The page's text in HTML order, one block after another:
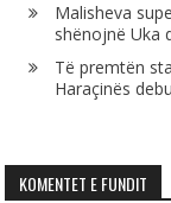
Malisheva
shënojnë Uka
Të premtën
Haraçinës
KOMENTET E FUNDIT